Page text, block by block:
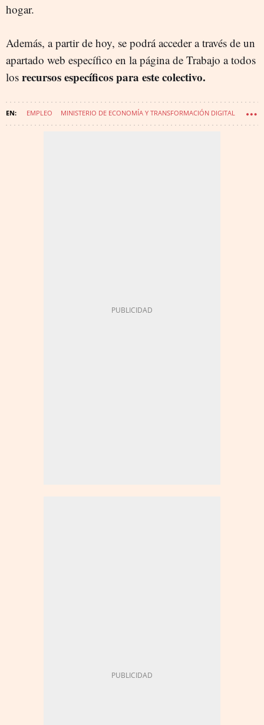
hogar.
Además, a partir de hoy, se podrá acceder a través de un
apartado web específico en la página de Trabajo a todos
los recursos específicos para este colectivo.
EMPLEO MINISTERIO DE ECONOMÍA Y TRANSFORMACIÓN DIGITAL